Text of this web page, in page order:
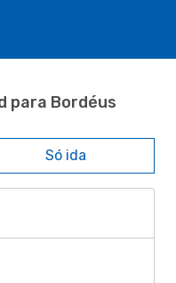
para Bordéus
Só ida